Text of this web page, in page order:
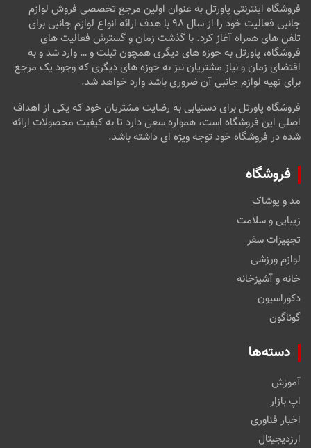
فروشگاه اینترنتی پاورتل به عنوان اولین مرجع تخصصی فروش لوازم
جانبی فعالیت خود را از سال ۹۸ با هدف ارائه انواع لوازم جانبی برای
تلفن های همراه آغاز کرد. با گذشت زمان و گسترش فعالیت های
فروشگاه، پاورتل به حوزه های دیگری همچون تبلت و … وارد شد و به
اقتضای زمان و نیاز مشتریان نیز به حوزه های دیگری که وجود یک مرجع
برای تهیه لوازم جانبی آن ضروری باشد وارد خواهد شد.
فروشگاه پاورتل برای دستیابی به رضایت مشتریان خود که یکی از اهداف
اصلی این فروشگاه است، همواره سعی دارد تا به کیفیت محصولات ارائه
شده در فروشگاه خود توجه ویژه ای داشته باشد.
فروشگاه
مد و پوشاک
زیبایی و سلامت
تجهیزات سفر
لوازم ورزشی
خانه و آشپزخانه
دکوراسیون
گوناگون
دسته‌ها
آموزش
اپ بازار
اخبار فناوری
ارزدیجیتال